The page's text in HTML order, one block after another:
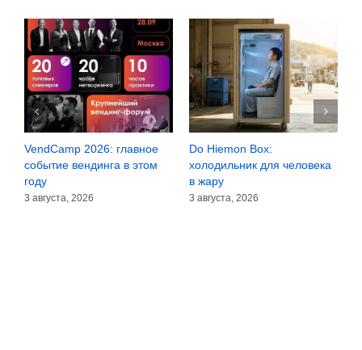
VendCamp 2026: главное
событие вендинга в этом
году
3 августа, 2026
Do Hiemon Box:
холодильник для человека
в жару
3 августа, 2026